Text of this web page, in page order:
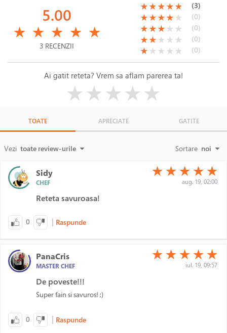
5.00
★ ★ ★ ★ ★
3 RECENZII
(*)
★(*)
★(*)
★(*)
★(*)
★ (3)
(*)
★(*)
★(*)
★(*)
★( )
★ (0)
(*)
★(*)
★(*)
★( )
★ ( )
★ (0)
(*)
★(*)
★( )
★ ( )
★ ( )
★ (0)
(*)
★( )
★ ( )
★ ( )
★ ( )
★ (0)
Ai gatit reteta? Vrem sa aflam parerea ta!
★★★★★
TOATE APRECIATE GATITE
Vezi toate review-urile Sortare noi
Sidy
CHEF
(*)
★ (*)
★ (*)
★ (*)
★ (*)
★
aug. 19, 02:00
Reteta savuroasa!
0 | Raspunde
PanaCris
MASTER CHEF
(*)
★ (*)
★ (*)
★ (*)
★ (*)
★
iul. 19, 09:57
De poveste!!!
Super fain si savuros! ;)
0 | Raspunde